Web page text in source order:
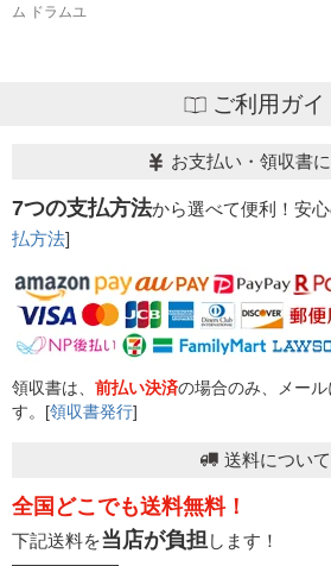
ム ドラムユ
ご利用ガイ
お支払い・領収書
7つの支払方法から選べて便利！安
払方法]
領収書は、 前払い決済の場合のみ、メー
す。[領収書発行]
送料について
全国どこでも送料無料！
下記送料を当店が負担 します！